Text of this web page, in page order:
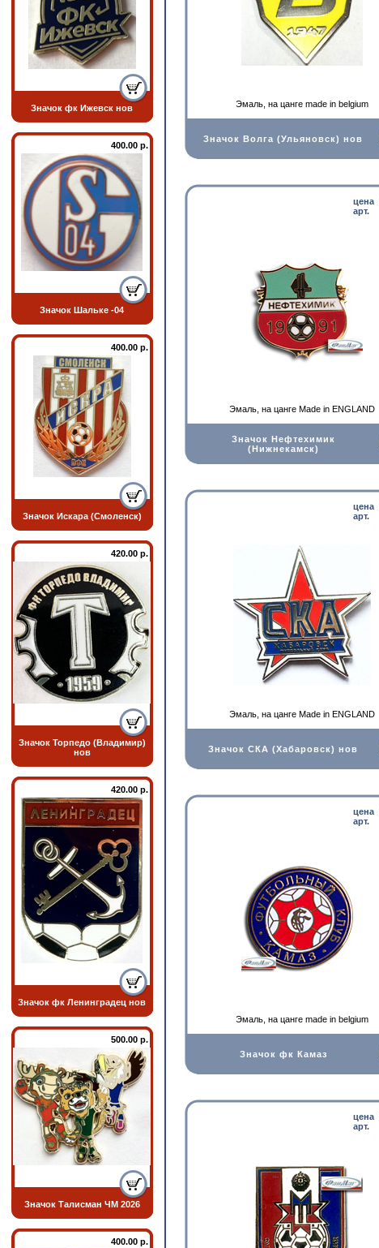
Значок фк Ижевск нов
400.00 р.
Значок Шальке -04
400.00 р.
Значок Искара (Смоленск)
420.00 р.
Значок Торпедо (Владимир)
нов
420.00 р.
Значок фк Ленинградец нов
500.00 р.
Значок Талисман ЧМ 2026
400.00 р.
Эмаль, на цанге made in belgium
Значок Волга (Ульяновск) нов
цена
арт.
Эмаль, на цанге Made in ENGLAND
Значок Нефтехимик
(Нижнекамск)
цена
арт.
Эмаль, на цанге Made in ENGLAND
Значок СКА (Хабаровск) нов
цена
арт.
Эмаль, на цанге made in belgium
Значок фк Камаз
цена
арт.